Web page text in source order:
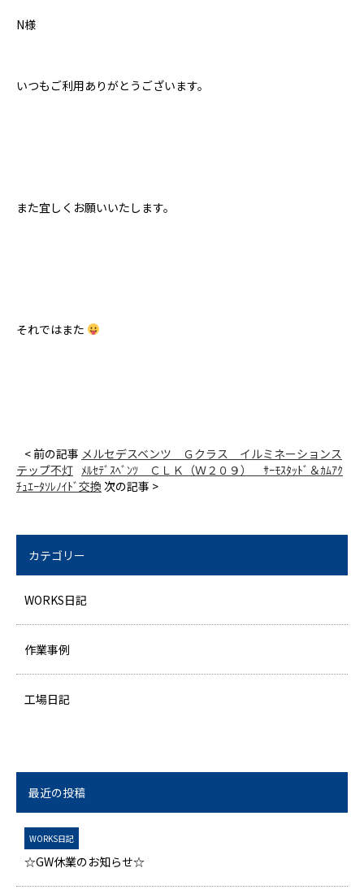
N様
いつもご利用ありがとうございます。
また宜しくお願いいたします。
それではまた
< 前の記事 メルセデスベンツ Ｇクラス イルミネーションス
テップ不灯 ﾒﾙｾﾃﾞｽﾍﾞﾝﾂ ＣＬＫ（Ｗ２０９） ｻｰﾓｽﾀｯﾄﾞ＆ｶﾑｱｸ
ﾁｭｴｰﾀｿﾚﾉｲﾄﾞ交換 次の記事 >
カテゴリー
WORKS日記
作業事例
工場日記
最近の投稿
WORKS日記
☆GW休業のお知らせ☆